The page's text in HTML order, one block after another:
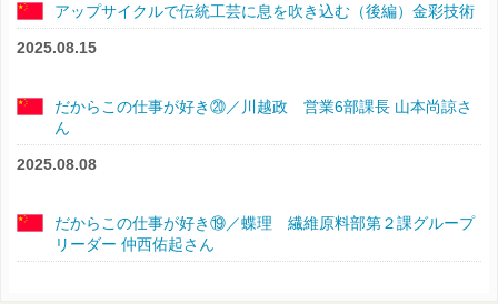
アップサイクルで伝統工芸に息を吹き込む（後編）金彩技術
2025.08.15
だからこの仕事が好き⑳／川越政 営業6部課長 山本尚諒さ
ん
2025.08.08
だからこの仕事が好き⑲／蝶理 繊維原料部第２課グループ
リーダー 仲西佑起さん